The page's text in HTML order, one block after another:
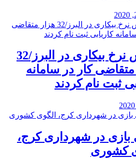
کاهش نرخ بیکاری در البرز/32
کار در سامانه
ثبت نام کردند
بازی در شهرداری کرج،
کشوری